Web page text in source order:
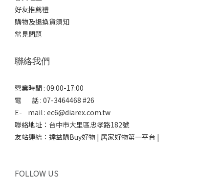
好友推薦禮
購物及退換貨須知
常見問題
聯絡我們
營業時間 : 09:00-17:00
電 話 : 07-3464468 #26
E- mail : ec6@diarex.com.tw
聯絡地址：台中市大里區忠孝路182號
友站連結： 達益購Buy好物 | 居家好物第一平台 |
FOLLOW US